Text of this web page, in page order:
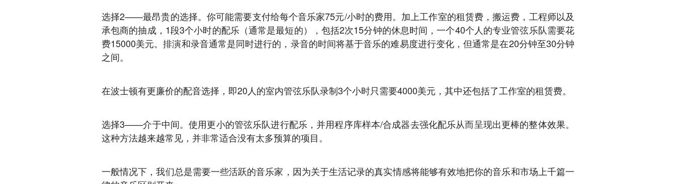
选择2——最昂贵的选择。你可能需要支付给每个音乐家75元/小时的费用。加上工作室的租赁费，搬运费，工程师以及
承包商的抽成，1段3个小时的配乐（通常是最短的），包括2次15分钟的休息时间，一个40个人的专业管弦乐队需要花
费15000美元。排演和录音通常是同时进行的，录音的时间将基于音乐的难易度进行变化，但通常是在20分钟至30分钟
之间。
在波士顿有更廉价的配音选择，即20人的室内管弦乐队录制3个小时只需要4000美元，其中还包括了工作室的租赁费。
选择3——介于中间。使用更小的管弦乐队进行配乐，并用程序库样本/合成器去强化配乐从而呈现出更棒的整体效果。
这种方法越来越常见，并非常适合没有太多预算的项目。
一般情况下，我们总是需要一些活跃的音乐家，因为关于生活记录的真实情感将能够有效地把你的音乐和市场上千篇一